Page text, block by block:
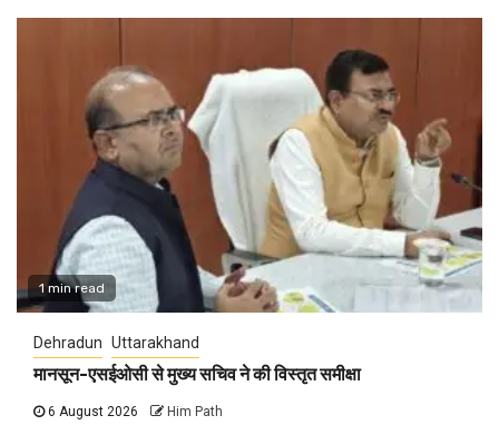
1 min read
Dehradun Uttarakhand
मानसून-एसईओसी से मुख्य सचिव ने की विस्तृत समीक्षा
6 August 2026 Him Path